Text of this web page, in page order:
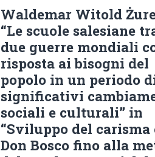
Maria
Ausiliatrice
per
l’educazione
integrale
delle
ragazze
(1888-
1950)”
in
Waldemar Witold
“Le scuole salesiane
due guerre mondiali
risposta ai bisogni del
popolo in un periodo
significativi
sociali e culturali” in
“Sviluppo del carisma
Don Bosco fino alla